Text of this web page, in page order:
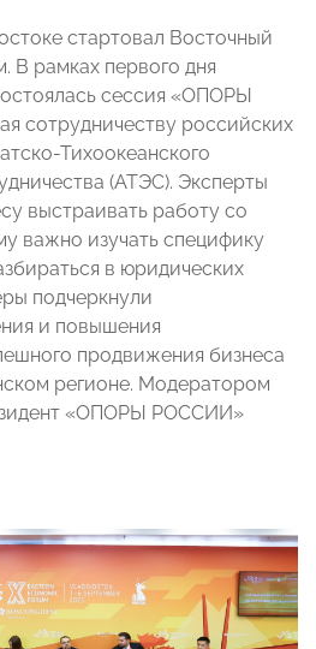
стартовал Восточный
В рамках первого дня
сессия «ОПОРЫ
сотрудничеству российских
Тихоокеанского
(АТЭС). Эксперты
выстраивать работу со
важно изучать специфику
в юридических
подчеркнули
и повышения
продвижения бизнеса
регионе. Модератором
«ОПОРЫ РОССИИ»